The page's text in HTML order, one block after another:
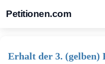
Petitionen.com
Erhalt der 3.